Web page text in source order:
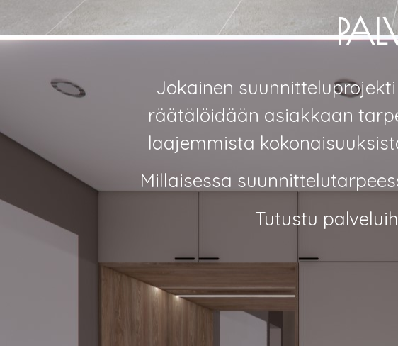
Jokainen
räätälöidään asiakkaan
laajemmista
Millaisessa
Tutustu